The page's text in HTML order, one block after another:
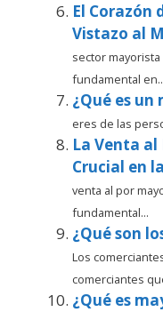
El Corazón
Vistazo al
sector
fundamental
¿Qué es
eres de las
La Venta al
Crucial en
venta al por
fundamental...
¿Qué son
Los
comerciantes
¿Qué es